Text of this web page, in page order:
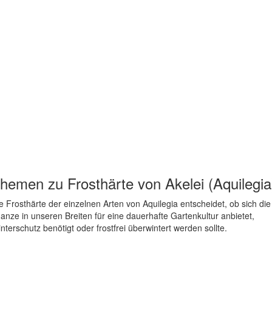
zu Frosthärte von Akelei
Frosthärte der einzelnen Arten von Aquilegia entscheidet, ob sich die
in unseren Breiten für eine dauerhafte Gartenkultur anbietet,
benötigt oder frostfrei überwintert werden sollte.